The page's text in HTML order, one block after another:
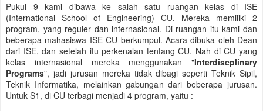
Pukul 9 kami dibawa ke salah satu ruangan kelas di ISE
(International School of Engineering) CU. Mereka memiliki 2
program, yang reguler dan internasional. Di ruangan itu kami dan
beberapa mahasiswa ISE CU berkumpul. Acara dibuka oleh Dean
dari ISE, dan setelah itu perkenalan tentang CU. Nah di CU yang
kelas internasional mereka menggunakan "Interdiscplinary
Programs", jadi jurusan mereka tidak dibagi seperti Teknik Sipil,
Teknik Informatika, melainkan gabungan dari beberapa jurusan.
Untuk S1, di CU terbagi menjadi 4 program, yaitu :